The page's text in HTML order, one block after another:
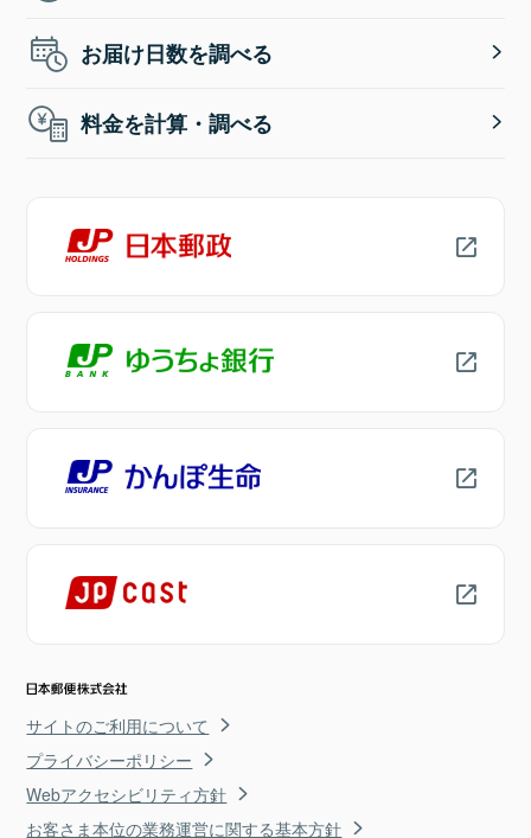
お届け日数を調べる
料金を計算・調べる
サイトのご利用について
プライバシーポリシー
Webアクセシビリティ方針
お客さま本位の業務運営に関する基本方針